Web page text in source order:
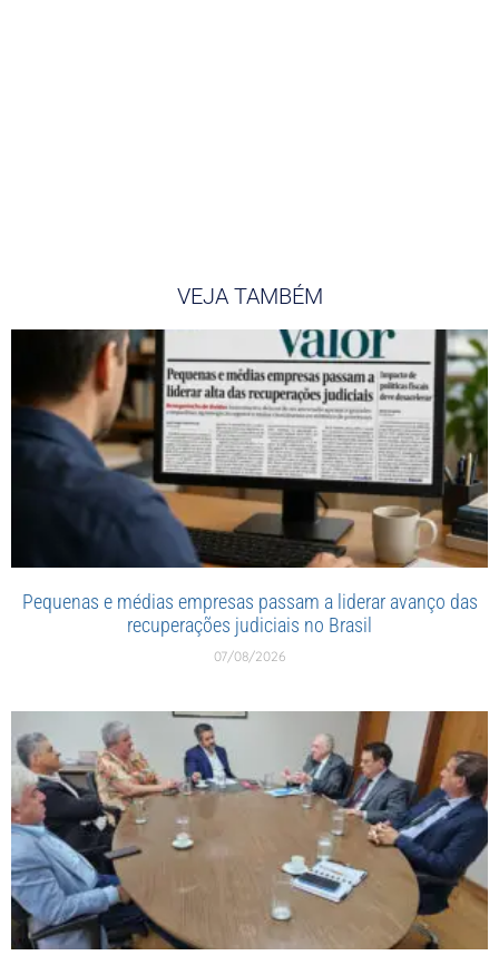
VEJA TAMBÉM
Pequenas e médias empresas passam a liderar avanço das
recuperações judiciais no Brasil
07/08/2026